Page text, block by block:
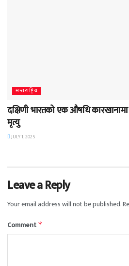
अन्तराष्ट्रिय
दक्षिणी भारतको एक औषधि
मृत्यु
JULY 1, 2025
Leave a Reply
Your email address will not be published.
Comment *